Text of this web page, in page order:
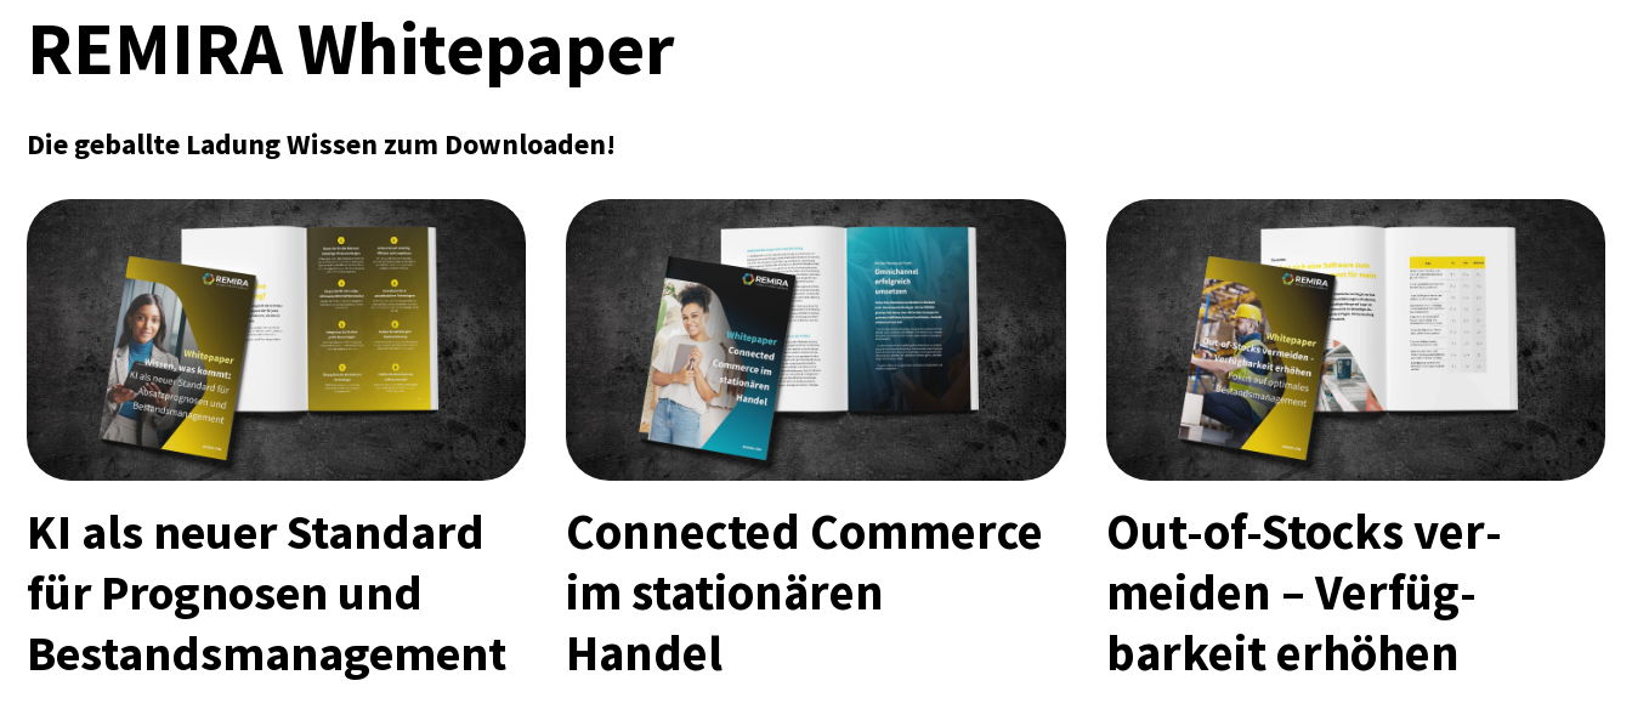
REMIRA Whitepaper
Die geballte Ladung Wissen zum Downloaden!
KI als neuer Standard
für Prognosen und
Bestands­management
Connected Commerce
im stationären
Handel
Out-of-Stocks ver­
meiden –Verfüg­
barkeit erhöhen